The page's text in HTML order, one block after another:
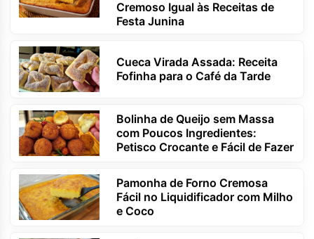
Cremoso Igual às Receitas de
Festa Junina
Cueca Virada Assada: Receita
Fofinha para o Café da Tarde
Bolinha de Queijo sem Massa
com Poucos Ingredientes:
Petisco Crocante e Fácil de Fazer
Pamonha de Forno Cremosa
Fácil no Liquidificador com Milho
e Coco